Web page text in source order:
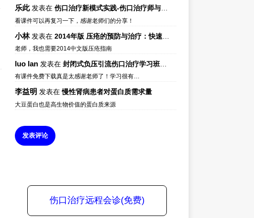
乐此发表在 伤口治疗新模式实践-伤口治疗师与伤口专科
看课件可以再复习一下，感谢老师们的分享！
小林发表在 2014年版 压疮的预防与治疗：快速参考指南 – 中文版、英文版、芬兰语版、葡萄牙语版
老师，我也需要2014中文版压疮指南
luo lan发表在 封闭式负压引流伤口治疗学习班课件资料免费下载
有课件免费下载真是太感谢老师了！学习很有…
李益明 发表在慢性肾病患者对蛋白质需求量
大豆蛋白也是高生物价值的蛋白质来源
发表评论
伤口治疗远程会诊(免费)